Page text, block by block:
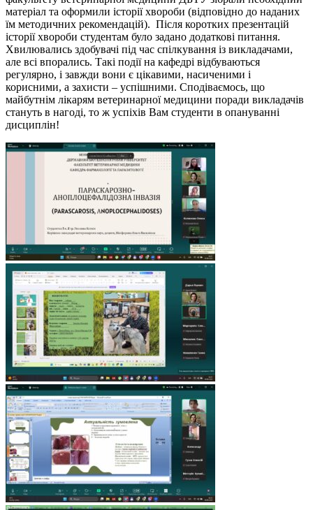
матеріал та оформили історії хвороби (відповідно до наданих
їм методичних рекомендацій). Після коротких презентацій
історії хвороби студентам було задано додаткові питання.
Хвилювались здобувачі під час спілкування із викладачами,
але всі впорались. Такі події на кафедрі відбуваються
регулярно, і завжди вони є цікавими, насиченими і
корисними, а захисти – успішними. Сподіваємось, що
майбутнім лікарям ветеринарної медицини поради викладачів
стануть в нагоді, то ж успіхів Вам студенти в опануванні
дисциплін!